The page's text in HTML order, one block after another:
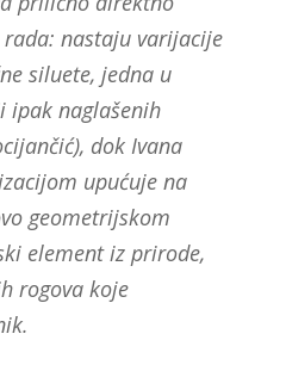
nastaju varijacije
siluete, jedna u
ipak naglašenih
dok Ivana
upućuje na
geometrijskom
element iz prirode,
rogova koje